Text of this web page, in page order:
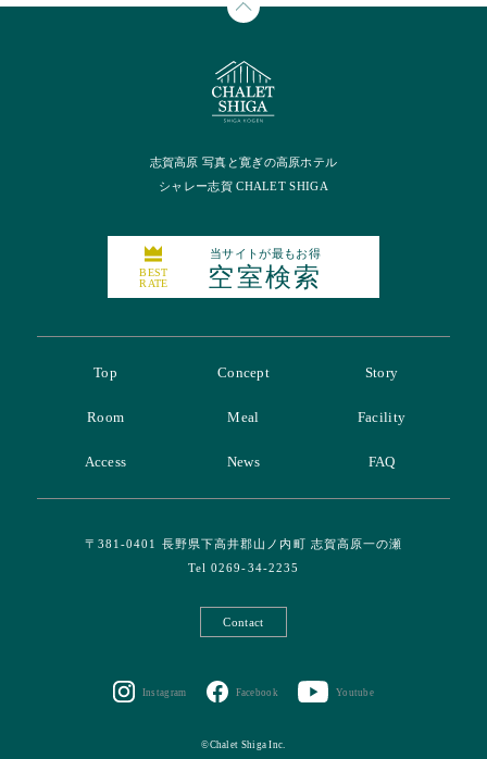
志賀高原 写真と寛ぎの高原ホテル
シャレー志賀 CHALET SHIGA
BEST
RATE
当サイトが最もお得
空室検索
Top Concept Story
Room Meal Facility
Access News FAQ
〒381-0401 長野県下高井郡山ノ内町 志賀高原一の瀬
Tel 0269-34-2235
Contact
Instagram Facebook Youtube
©Chalet Shiga Inc.